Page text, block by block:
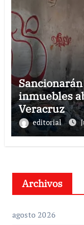
inmuebles
Veracruz
editorial
Archivos
agosto 2026